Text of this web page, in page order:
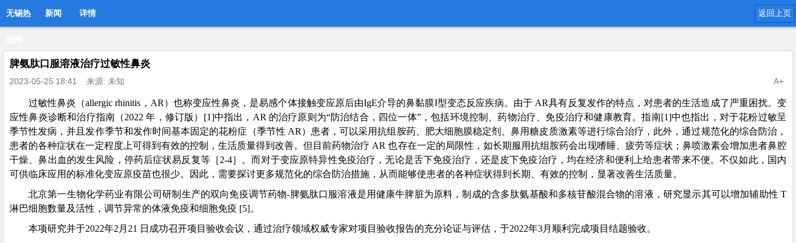
无锡热 新闻 详情 返回上页
脾氨肽口服溶液治疗过敏性鼻炎
2023-05-25 18:41 来源: 未知 A+
过敏性鼻炎（allergic rhinitis，AR）也称变应性鼻炎，是易感个体接触变应原后由IgE介导的鼻黏膜Ⅰ型变态反应疾病。由于 AR具有反复发作的特点，对患者的生活造成了严重困扰。变
应性鼻炎诊断和治疗指南（2022 年，修订版）[1]中指出，AR 的治疗原则为“防治结合，四位一体”，包括环境控制、药物治疗、免疫治疗和健康教育。指南[1]中也指出，对于花粉过敏呈
季节性发病，并且发作季节和发作时间基本固定的花粉症（季节性 AR）患者，可以采用抗组胺药、肥大细胞膜稳定剂、鼻用糖皮质激素等进行综合治疗，此外，通过规范化的综合防治，
患者的各种症状在一定程度上可得到有效的控制，生活质量得到改善。但目前药物治疗 AR 也存在一定的局限性，如长期服用抗组胺药会出现嗜睡、疲劳等症状；鼻喷激素会增加患者鼻腔
干燥、鼻出血的发生风险，停药后症状易反复等［2-4］。而对于变应原特异性免疫治疗，无论是舌下免疫治疗，还是皮下免疫治疗，均在经济和便利上给患者带来不便。不仅如此，国内
可供临床应用的标准化变应原疫苗也很少。因此，需要探讨更多规范化的综合防治措施，从而能够使患者的各种症状得到长期、有效的控制，显著改善生活质量。
北京第一生物化学药业有限公司研制生产的双向免疫调节药物-脾氨肽口服溶液是用健康牛脾脏为原料，制成的含多肽氨基酸和多核苷酸混合物的溶液，研究显示其可以增加辅助性 T
淋巴细胞数量及活性，调节异常的体液免疫和细胞免疫 [5]。
本项研究并于2022年2月21 日成功召开项目验收会议，通过治疗领域权威专家对项目验收报告的充分论证与评估，于2022年3月顺利完成项目结题验收。